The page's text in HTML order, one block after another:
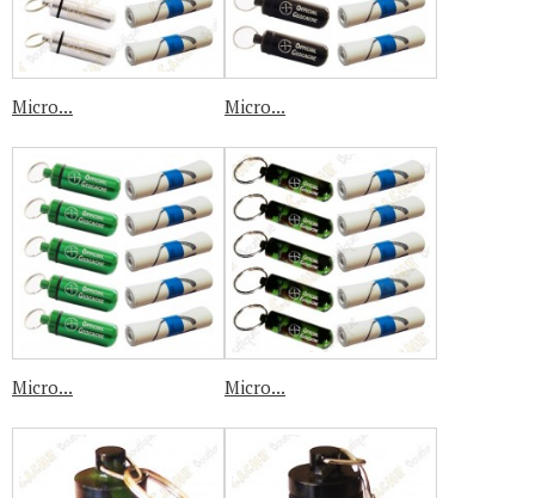
Micro... Micro...
Micro... Micro...